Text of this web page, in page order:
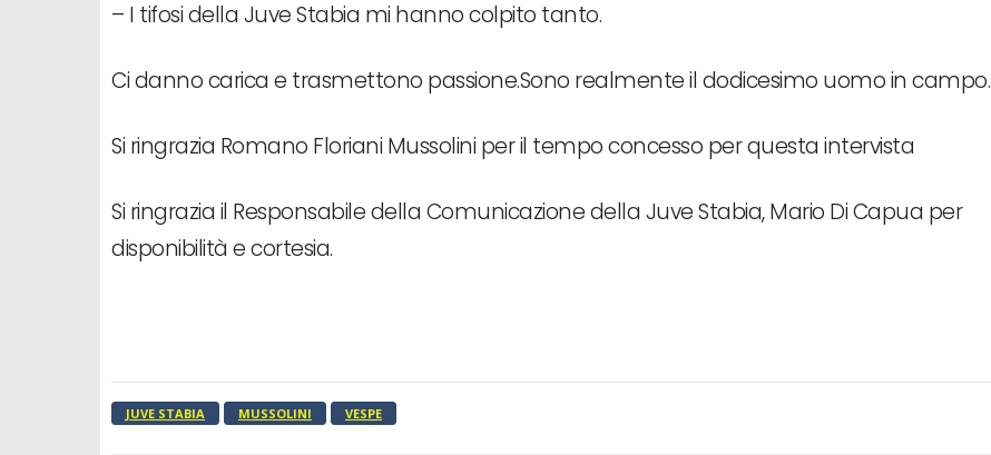
– I tifosi della Juve Stabia mi hanno colpito tanto.
Ci danno carica e trasmettono passione.Sono realmente il dodicesimo uomo in campo.
Si ringrazia Romano Floriani Mussolini per il tempo concesso per questa intervista
Si ringrazia il Responsabile della Comunicazione della Juve Stabia, Mario Di Capua per
disponibilità e cortesia.
JUVE STABIA MUSSOLINI VESPE